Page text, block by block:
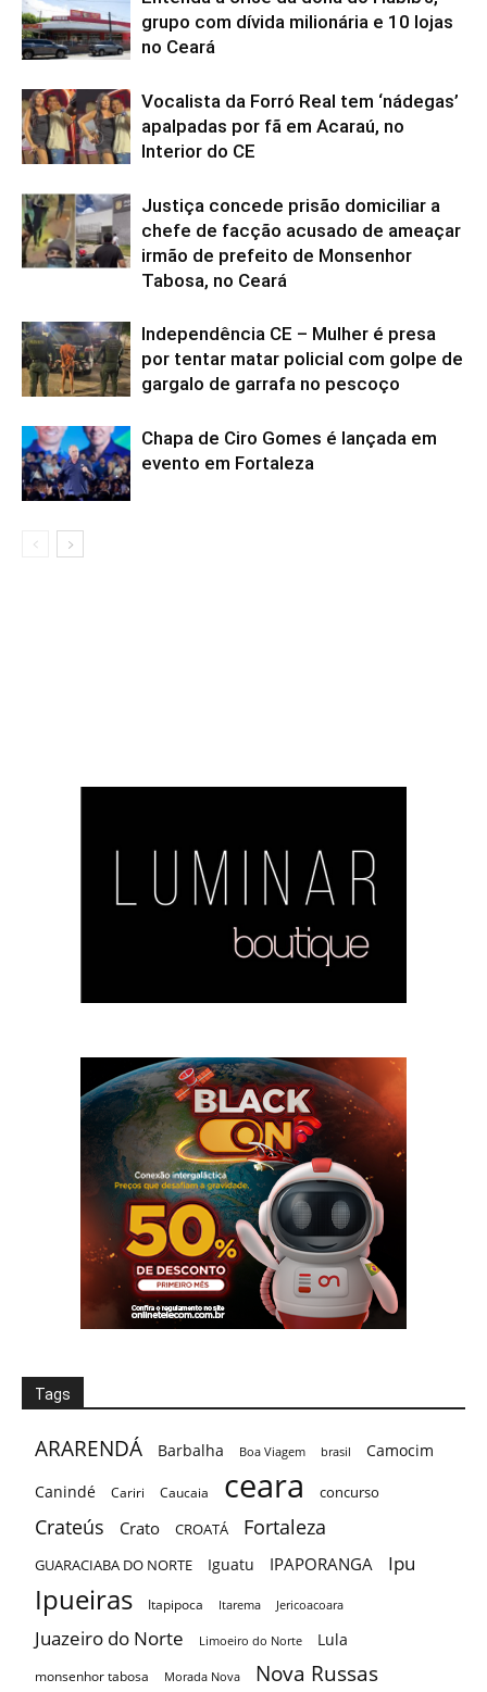
grupo com dívida milionária e 10 lojas
no Ceará
Vocalista da Forró Real tem ‘nádegas’
apalpadas por fã em Acaraú, no
Interior do CE
Justiça concede prisão domiciliar a
chefe de facção acusado de ameaçar
irmão de prefeito de Monsenhor
Tabosa, no Ceará
Independência CE – Mulher é presa
por tentar matar policial com golpe de
gargalo de garrafa no pescoço
Chapa de Ciro Gomes é lançada em
evento em Fortaleza
Tags
ARARENDÁ Barbalha Boa Viagem brasil
Camocim
Canindé
Cariri Caucaia ceara concurso
Crateús Crato CROATÁ Fortaleza
GUARACIABA DO NORTE Iguatu IPAPORANGA Ipu
Ipueiras Itapipoca Itarema Jericoacoara
Juazeiro do Norte Limoeiro do Norte Lula
monsenhor tabosa Morada Nova Nova Russas